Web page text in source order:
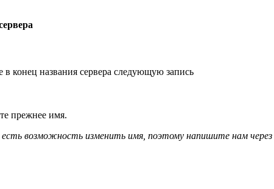
в конец названия сервера следующую запись
прежнее имя.
возможность изменить имя, поэтому напишите нам через